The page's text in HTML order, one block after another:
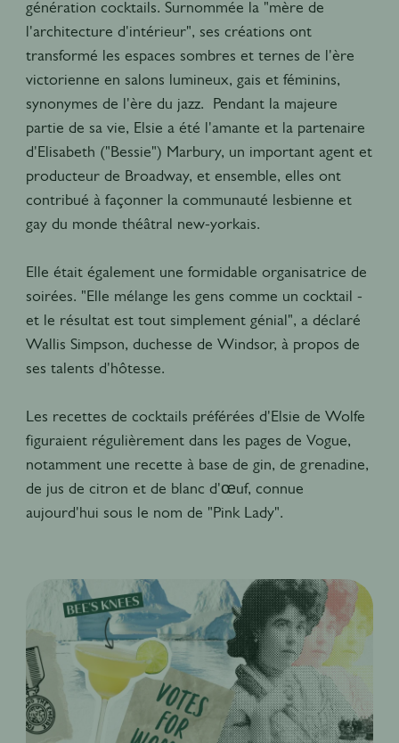
génération cocktails. Surnommée la "mère de
l'architecture d'intérieur", ses créations ont
transformé les espaces sombres et ternes de l'ère
victorienne en salons lumineux, gais et féminins,
synonymes de l'ère du jazz. Pendant la majeure
partie de sa vie, Elsie a été l'amante et la partenaire
d'Elisabeth ("Bessie") Marbury, un important agent et
producteur de Broadway, et ensemble, elles ont
contribué à façonner la communauté lesbienne et
gay du monde théâtral new-yorkais.
Elle était également une formidable organisatrice de
soirées. "Elle mélange les gens comme un cocktail -
et le résultat est tout simplement génial", a déclaré
Wallis Simpson, duchesse de Windsor, à propos de
ses talents d'hôtesse.
Les recettes de cocktails préférées d'Elsie de Wolfe
figuraient régulièrement dans les pages de Vogue,
notamment une recette à base de gin, de grenadine,
de jus de citron et de blanc d'œuf, connue
aujourd'hui sous le nom de "Pink Lady".